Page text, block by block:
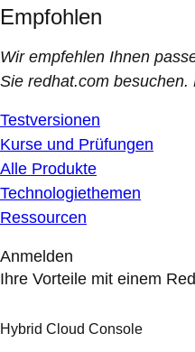
Empfohlen
Wir empfehlen Ihnen
Sie redhat.com
Testversionen
Kurse und Prüfungen
Alle Produkte
Technologiethemen
Ressourcen
Anmelden
Ihre Vorteile mit einem
Hybrid Cloud Console